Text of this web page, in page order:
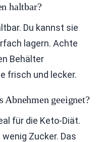
haltbar?
Du kannst sie
lagern. Achte
Behälter
frisch und lecker.
Abnehmen geeignet?
für die Keto-Diät.
Zucker. Das